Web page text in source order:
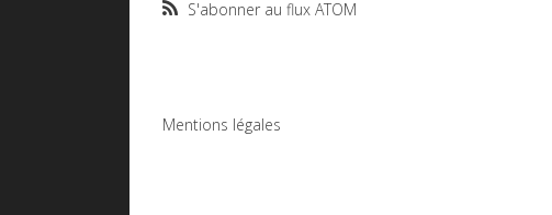
S'abonner au flux ATOM
Mentions légales